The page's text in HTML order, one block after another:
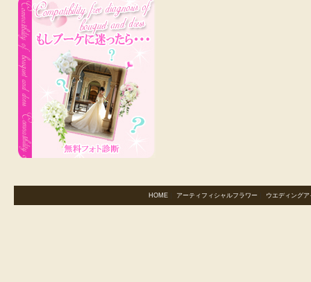
HOME｜ アーティフィシャルフラワー｜ ウエディングア